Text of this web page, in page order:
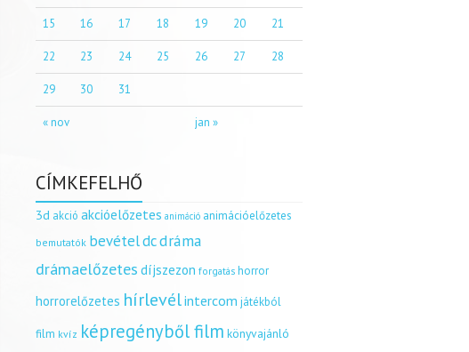
« nov jan »
15 16 17 18 19 20 21
22 23 24 25 26 27 28
29 30 31
CÍMKEFELHŐ
3d akció akcióelőzetes animáció animációelőzetes
bemutatók bevételdcdráma
drámaelőzetes díjszezon forgatás horror
horrorelőzetes hírlevélintercom játékból
film kvíz képregényből film könyvajánló